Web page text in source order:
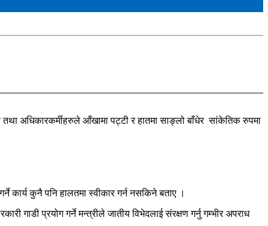
तथा अधिकारकर्मीहरुले आँखामा पट्टी र हातमा साङ्लो बाँधेर सांकेतिक रुपमा
कार्य कुनै पनि हालतमा स्वीकार गर्न नसकिने बताए ।
प्रयोग गर्ने मन्त्रीले जातीय विभेदलाई संरक्षण गर्नु गम्भीर अपराध